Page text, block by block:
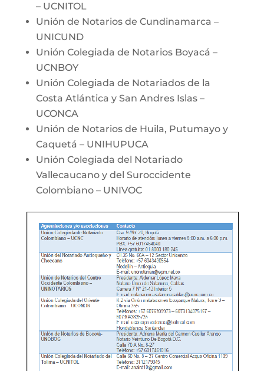
– UCNITOL
Unión de Notarios de Cundinamarca –
UNICUND
Unión Colegiada de Notarios Boyacá –
UCNBOY
Unión Colegiada de Notariados de la
Costa Atlántica y San Andres Islas –
UCONCA
Unión de Notarios de Huila, Putumayo y
Caquetá – UNIHUPUCA
Unión Colegiada del Notariado
Vallecaucano y del Suroccidente
Colombiano – UNIVOC